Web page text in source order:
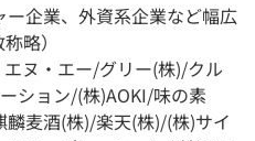
企業、外資系企業など幅広
略）
ヌ・エー/グリー(株)/クル
ション/(株)AOKI/味の素
麦酒(株)/楽天(株)/(株)サイ